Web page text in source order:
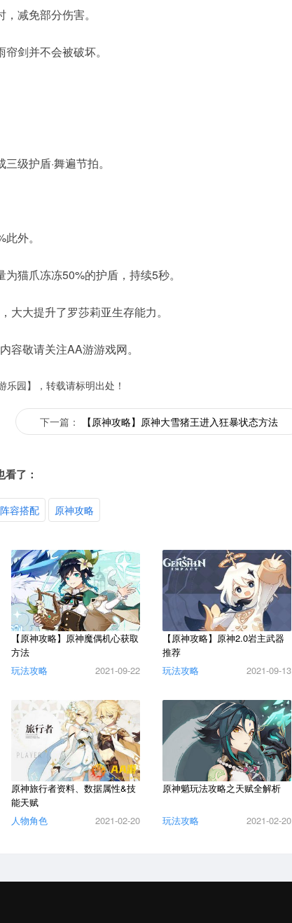
减免部分伤害。
剑并不会被破坏。
级护盾·舞遍节拍。
外。
猫爪冻冻50%的护盾，持续5秒。
大提升了罗莎莉亚生存能力。
容敬请关注AA游游戏网。
乐园】，转载请标明出处！
下一篇： 【原神攻略】原神大雪猪王进入狂暴状态方法
看了：
容搭配 原神攻略
【原神攻略】原神魔偶机心获取
方法
玩法攻略
2021-09-22
【原神攻略】原神2.0岩主武器
推荐
玩法攻略
2021-09-13
原神旅行者资料、数据属性&技
能天赋
人物角色
2021-02-20
原神魈玩法攻略之天赋全解析
玩法攻略 2021-02-20